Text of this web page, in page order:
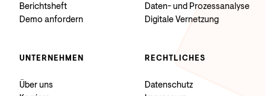
Berichtsheft
Demo anfordern
Daten- und Prozessanalyse
Digitale Vernetzung
UNTERNEHMEN
Über uns
RECHTLICHES
Datenschutz